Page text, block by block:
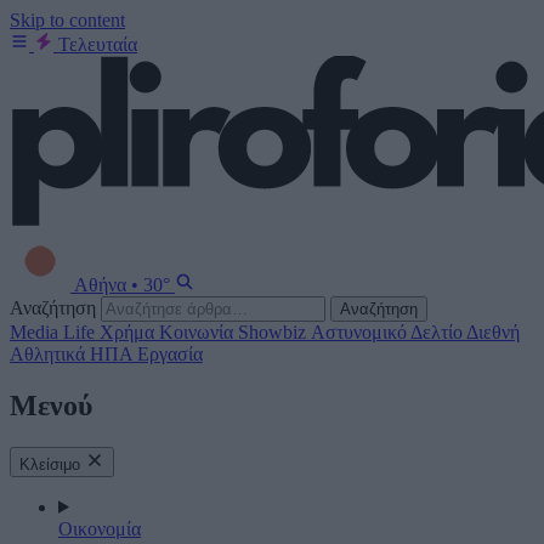
Skip to content
Τελευταία
Αθήνα • 30°
Αναζήτηση
Αναζήτηση
Media Life Χρήμα Κοινωνία Showbiz Αστυνομικό Δελτίο Διεθνή
Αθλητικά ΗΠΑ Εργασία
Μενού
Κλείσιμο
Οικονομία